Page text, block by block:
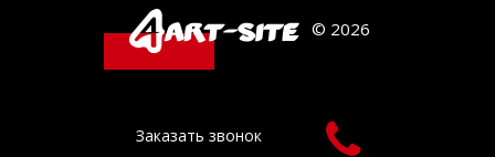
© 2026